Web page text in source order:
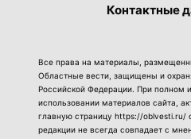
Контактные
Все права на материалы,
Областные вести, защищены и
Российской Федерации. При полном
использовании материалов сайта,
главную страницу https://oblvesti.ru/
редакции не всегда совпадает с